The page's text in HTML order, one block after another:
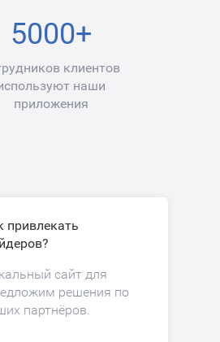
5000+
клиентов
наши
приложения
привлекать
сайт для
решения по
партнёров.